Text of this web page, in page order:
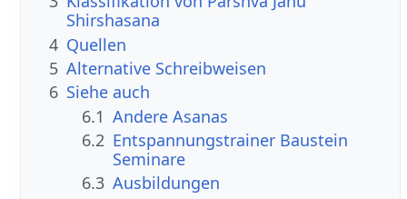
Shirshasana
4 Quellen
5 Alternative Schreibweisen
6 Siehe auch
6.1 Andere Asanas
6.2 Entspannungstrainer Baustein
Seminare
6.3 Ausbildungen